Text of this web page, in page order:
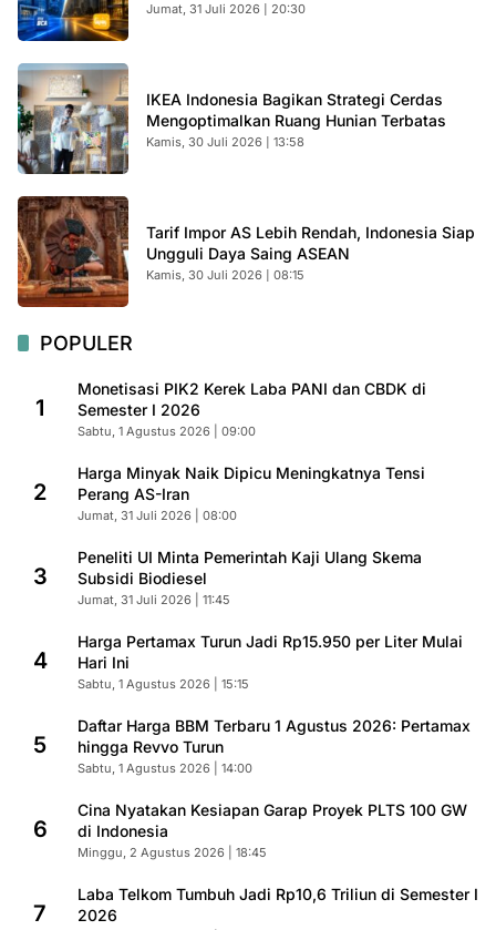
Jumat, 31 Juli 2026 | 20:30
IKEA Indonesia Bagikan Strategi Cerdas
Mengoptimalkan Ruang Hunian Terbatas
Kamis, 30 Juli 2026 | 13:58
Tarif Impor AS Lebih Rendah, Indonesia Siap
Ungguli Daya Saing ASEAN
Kamis, 30 Juli 2026 | 08:15
POPULER
1
Monetisasi PIK2 Kerek Laba PANI dan CBDK di
Semester I 2026
Sabtu, 1 Agustus 2026 | 09:00
2
Harga Minyak Naik Dipicu Meningkatnya Tensi
Perang AS-Iran
Jumat, 31 Juli 2026 | 08:00
3
Peneliti UI Minta Pemerintah Kaji Ulang Skema
Subsidi Biodiesel
Jumat, 31 Juli 2026 | 11:45
4
Harga Pertamax Turun Jadi Rp15.950 per Liter Mulai
Hari Ini
Sabtu, 1 Agustus 2026 | 15:15
5
Daftar Harga BBM Terbaru 1 Agustus 2026: Pertamax
hingga Revvo Turun
Sabtu, 1 Agustus 2026 | 14:00
6
Cina Nyatakan Kesiapan Garap Proyek PLTS 100 GW
di Indonesia
Minggu, 2 Agustus 2026 | 18:45
7
Laba Telkom Tumbuh Jadi Rp10,6 Triliun di Semester I
2026